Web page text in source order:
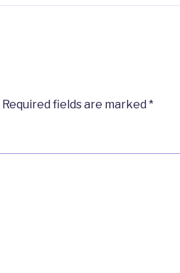
Required fields are marked *